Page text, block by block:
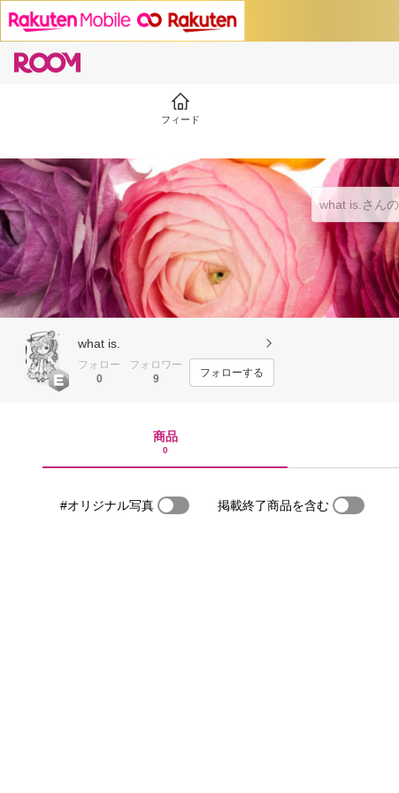
フィード
what is.
フォロー
0
フォロワー
9
フォローする
商品
0
#オリジナル写真 掲載終了商品を含む